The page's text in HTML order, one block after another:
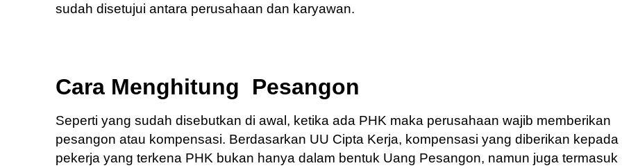
sudah disetujui antara perusahaan dan karyawan.
Cara Menghitung Pesangon
Seperti yang sudah disebutkan di awal, ketika ada PHK maka perusahaan wajib memberikan
pesangon atau kompensasi. Berdasarkan UU Cipta Kerja, kompensasi yang diberikan kepada
pekerja yang terkena PHK bukan hanya dalam bentuk Uang Pesangon, namun juga termasuk